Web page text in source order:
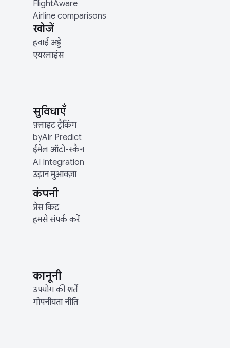
FlightAware
Airline comparisons
खोजें
हवाई अड्डे
एयरलाइंस
सुविधाएँ
फ़्लाइट ट्रैकिंग
byAir Predict
ईमेल ऑटो-स्कैन
AI Integration
उड़ान मुआवज़ा
कंपनी
प्रेस किट
हमसे संपर्क करें
कानूनी
उपयोग की शर्तें
गोपनीयता नीति